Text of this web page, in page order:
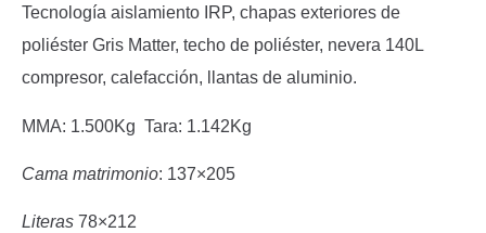
Tecnología aislamiento IRP, chapas exteriores de
poliéster Gris Matter, techo de poliéster, nevera 140L
compresor, calefacción, llantas de aluminio.
MMA: 1.500Kg Tara: 1.142Kg
Cama matrimonio: 137×205
Literas 78×212